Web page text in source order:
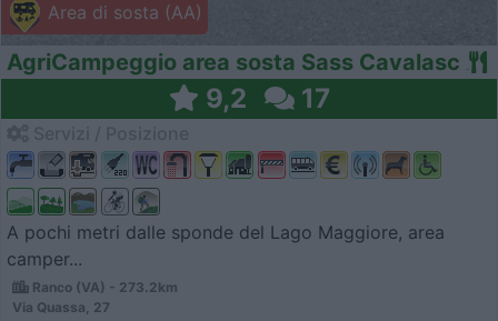
Area di sosta (AA)
AgriCampeggio area sosta Sass Cavalasc
9,2 17
A pochi metri dalle sponde del Lago Maggiore, area
camper...
Ranco (VA) - 273.2km
Via Quassa, 27